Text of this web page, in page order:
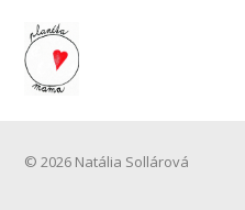
© 2026 Natália Sollárová